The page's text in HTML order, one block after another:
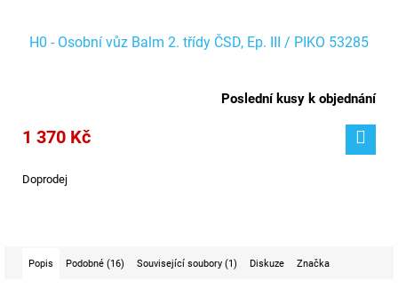
H0 - Osobní vůz Balm 2. třídy ČSD, Ep. III / PIKO 53285
Poslední kusy k objednání
1 370 Kč
Doprodej
Popis Podobné (16) Související soubory (1) Diskuze Značka